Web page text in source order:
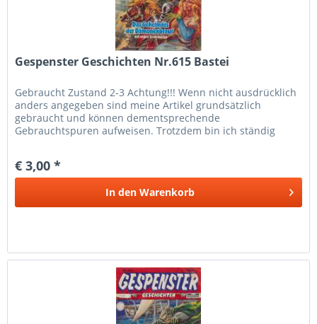
Gespenster Geschichten Nr.615 Bastei
Gebraucht Zustand 2-3 Achtung!!! Wenn nicht ausdrücklich
anders angegeben sind meine Artikel grundsätzlich
gebraucht und können dementsprechende
Gebrauchtspuren aufweisen. Trotzdem bin ich ständig
€ 3,00 *
In den Warenkorb